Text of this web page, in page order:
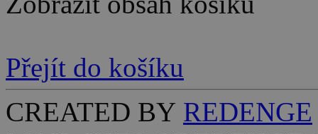
Přejít do košíku
CREATED BY REDENGE